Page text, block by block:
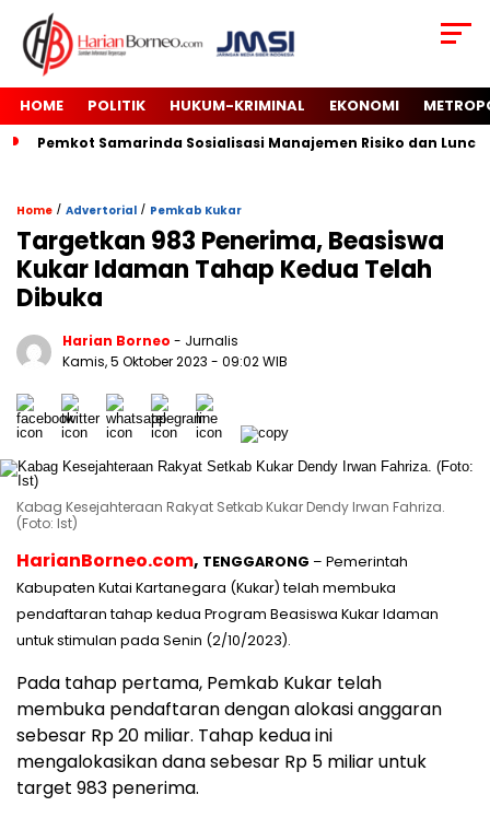
HOME POLITIK HUKUM-KRIMINAL EKONOMI
Pemkot Samarinda Sosialisasi Manajemen Risiko dan
Home / Advertorial / Pemkab Kukar
Targetkan 983 Penerima, Beasiswa
Kukar Idaman Tahap Kedua Telah
Dibuka
Harian Borneo - Jurnalis
Kamis, 5 Oktober 2023 - 09:02 WIB
Kabag Kesejahteraan Rakyat Setkab Kukar Dendy Irwan Fahriza.
(Foto: Ist)
HarianBorneo.com, TENGGARONG – Pemerintah
Kabupaten Kutai Kartanegara (Kukar) telah membuka
pendaftaran tahap kedua Program Beasiswa Kukar Idaman
untuk stimulan pada Senin (2/10/2023).
Pada tahap pertama, Pemkab Kukar telah
membuka pendaftaran dengan alokasi anggaran
sebesar Rp 20 miliar. Tahap kedua ini
mengalokasikan dana sebesar Rp 5 miliar untuk
target 983 penerima.